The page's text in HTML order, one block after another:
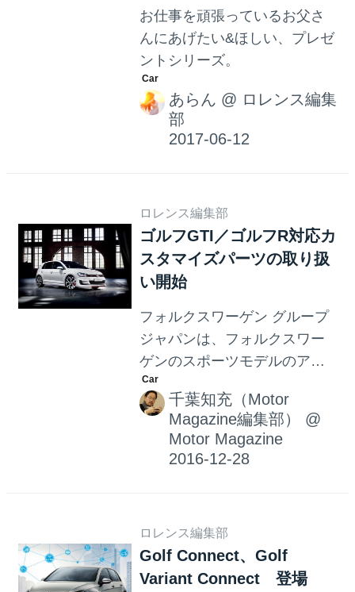
お仕事を頑張っているお父さ
んにあげたい&ほしい、プレゼ
ントシリーズ。
あらん @ ロレンス編集
部
ロレンス編集部
ゴルフGTI／ゴルフR対応カ
スタマイズパーツの取り扱
い開始
フォルクスワーゲン グループ
ジャパンは、フォルクスワー
ゲンのスポーツモデルのアイ
コンであるゴルフGTIやゴルフ
Rに対応するカスタマイズパー
ツの販売を2017年1月より開始
すると発表した。 今回、取り
とフロントバンパーやサイド
スポイラーといったエアロキ
ット（2017年1月13日から取
千葉知充（Motor
Magazine編集部）
@
Motor Magazine
ロレンス編集部
Golf Connect、Golf
Variant Connect 登場